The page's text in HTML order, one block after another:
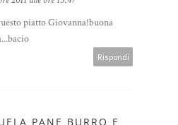
piatto Giovanna!buona
Rispondi
PANE BURRO E